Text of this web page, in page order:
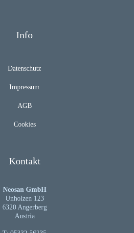
Info
Datenschutz
Impressum
AGB
Cookies
Kontakt
Neosan GmbH
Unholzen 123
6320 Angerberg
Austria